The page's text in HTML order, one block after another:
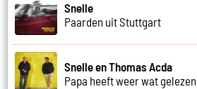
Snelle
Paarden uit Stuttgart
Snelle en Thomas Acda
Papa heeft weer wat gelezen